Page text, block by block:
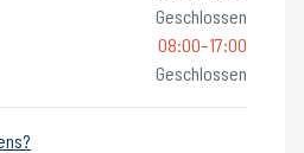
Geschlossen
08:00–17:00
Geschlossen